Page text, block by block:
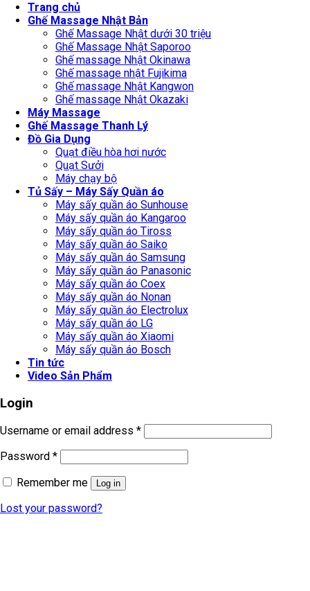
Trang chủ
Ghế Massage Nhật Bản
Ghế Massage Nhật dưới 30 triệu
Ghế Massage Nhật Saporoo
Ghế massage Nhật Okinawa
Ghế massage nhật Fujikima
Ghế massage Nhật Kangwon
Ghế massage Nhật Okazaki
Máy Massage
Ghế Massage Thanh Lý
Đồ Gia Dụng
Quạt điều hòa hơi nước
Quạt Sưởi
Máy chạy bộ
Tủ Sấy – Máy Sấy Quần áo
Máy sấy quần áo Sunhouse
Máy sấy quần áo Kangaroo
Máy sấy quần áo Tiross
Máy sấy quần áo Saiko
Máy sấy quần áo Samsung
Máy sấy quần áo Panasonic
Máy sấy quần áo Coex
Máy sấy quần áo Nonan
Máy sấy quần áo Electrolux
Máy sấy quần áo LG
Máy sấy quần áo Xiaomi
Máy sấy quần áo Bosch
Tin tức
Video Sản Phẩm
Login
Username or email address *
Password *
Remember me
Log in
Lost your password?